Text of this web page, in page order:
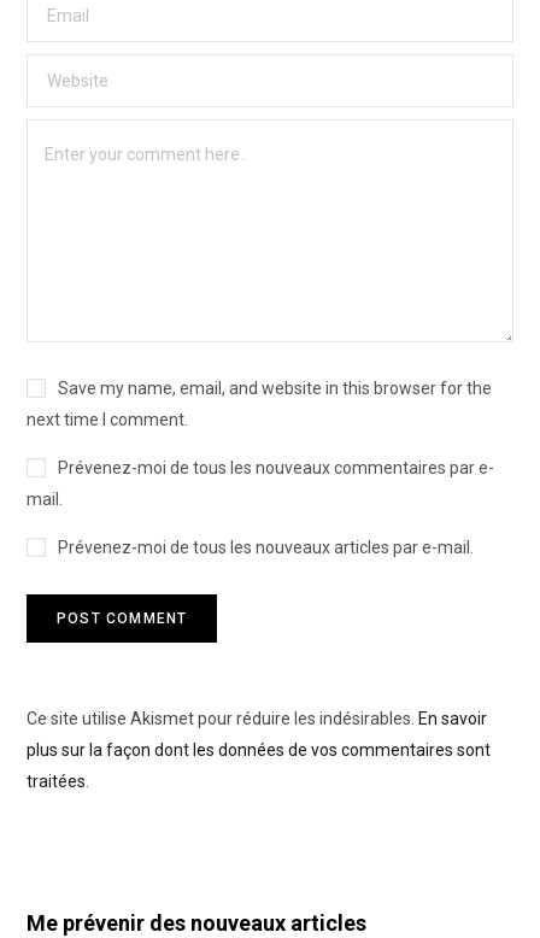
Save my name, email, and website in this browser for the
next time I comment.
Prévenez-moi de tous les nouveaux commentaires par e-
mail.
Prévenez-moi de tous les nouveaux articles par e-mail.
Ce site utilise Akismet pour réduire les indésirables. En savoir
plus sur la façon dont les données de vos commentaires sont
traitées
Me prévenir des nouveaux articles